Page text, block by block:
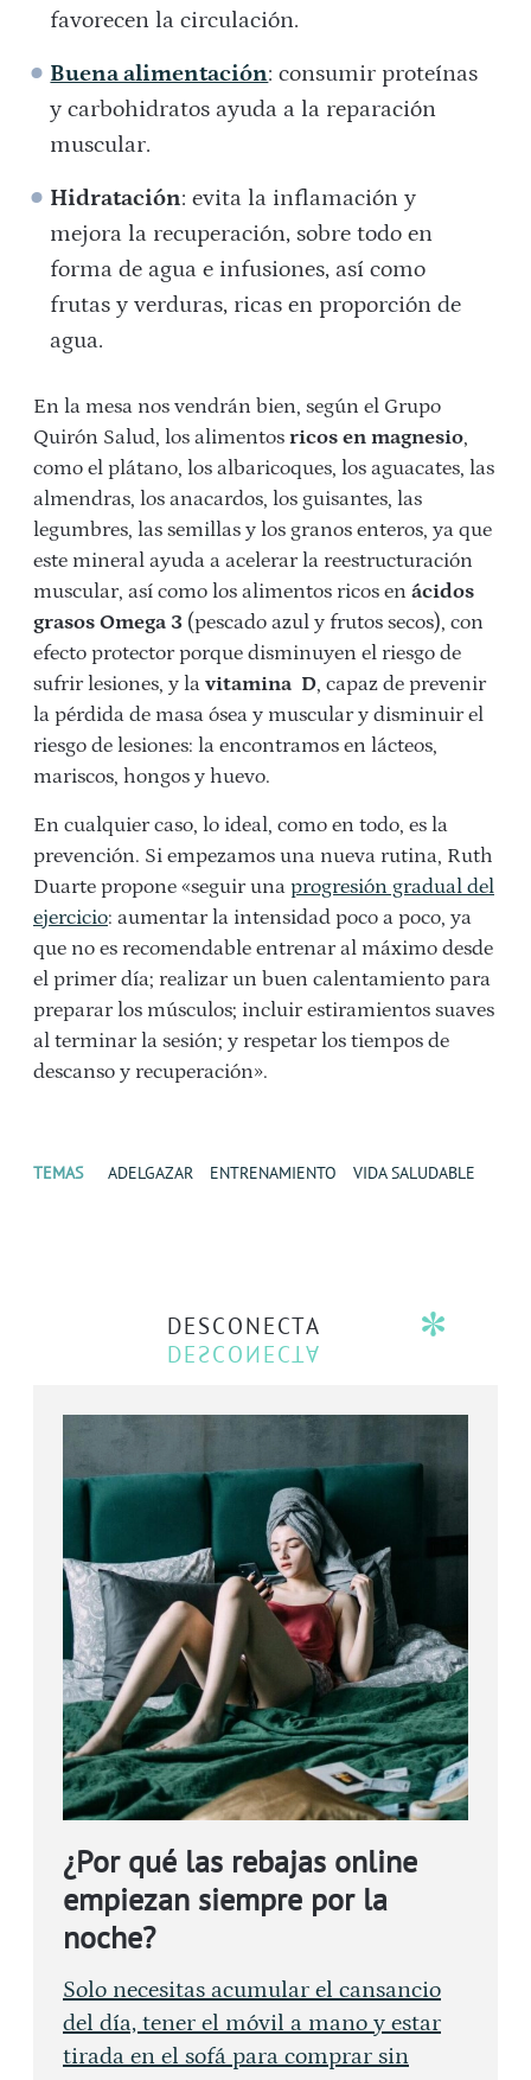
favorecen la circulación.
Buena alimentación: consumir proteínas
y carbohidratos ayuda a la reparación
muscular.
Hidratación: evita la inflamación y
mejora la recuperación, sobre todo en
forma de agua e infusiones, así como
frutas y verduras, ricas en proporción de
agua.
En la mesa nos vendrán bien, según el Grupo
Quirón Salud, los alimentos ricos en magnesio,
como el plátano, los albaricoques, los aguacates, las
almendras, los anacardos, los guisantes, las
legumbres, las semillas y los granos enteros, ya que
este mineral ayuda a acelerar la reestructuración
muscular, así como los alimentos ricos en ácidos
grasos Omega 3 (pescado azul y frutos secos), con
efecto protector porque disminuyen el riesgo de
sufrir lesiones, y la vitamina D, capaz de prevenir
la pérdida de masa ósea y muscular y disminuir el
riesgo de lesiones: la encontramos en lácteos,
mariscos, hongos y huevo.
En cualquier caso, lo ideal, como en todo, es la
prevención. Si empezamos una nueva rutina, Ruth
Duarte propone «seguir una progresión gradual del
ejercicio: aumentar la intensidad poco a poco, ya
que no es recomendable entrenar al máximo desde
el primer día; realizar un buen calentamiento para
preparar los músculos; incluir estiramientos suaves
al terminar la sesión; y respetar los tiempos de
descanso y recuperación».
TEMAS ADELGAZAR ENTRENAMIENTO VIDA SALUDABLE
DESCONECTA
¿Por qué las rebajas online
empiezan siempre por la
noche?
Solo necesitas acumular el cansancio
del día, tener el móvil a mano y estar
tirada en el sofá para comprar sin